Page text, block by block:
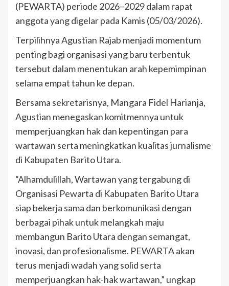
(PEWARTA) periode 2026–2029 dalam rapat
anggota yang digelar pada Kamis (05/03/2026).
Terpilihnya Agustian Rajab menjadi momentum
penting bagi organisasi yang baru terbentuk
tersebut dalam menentukan arah kepemimpinan
selama empat tahun ke depan.
Bersama sekretarisnya, Mangara Fidel Harianja,
Agustian menegaskan komitmennya untuk
memperjuangkan hak dan kepentingan para
wartawan serta meningkatkan kualitas jurnalisme
di Kabupaten Barito Utara.
“Alhamdulillah, Wartawan yang tergabung di
Organisasi Pewarta di Kabupaten Barito Utara
siap bekerja sama dan berkomunikasi dengan
berbagai pihak untuk melangkah maju
membangun Barito Utara dengan semangat,
inovasi, dan profesionalisme. PEWARTA akan
terus menjadi wadah yang solid serta
memperjuangkan hak-hak wartawan,” ungkap